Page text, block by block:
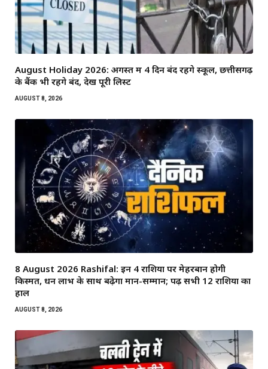
August Holiday 2026: अगस्त में 4 दिन बंद रहेंगे स्कूल, छत्तीसगढ़
के बैंक भी रहेंगे बंद, देखें पूरी लिस्ट
AUGUST 8, 2026
8 August 2026 Rashifal: इन 4 राशियों पर मेहरबान होगी
किस्मत, धन लाभ के साथ बढ़ेगा मान-सम्मान; पढ़ें सभी 12 राशियों का
हाल
AUGUST 8, 2026